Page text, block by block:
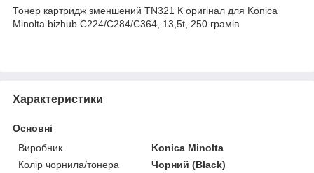
Тонер картридж зменшений TN321 К оригінал для Konica
Minolta bizhub C224/C284/C364, 13,5t, 250 грамів
Характеристики
Основні
Виробник
Konica Minolta
Колір чорнила/тонера
Чорний (Black)